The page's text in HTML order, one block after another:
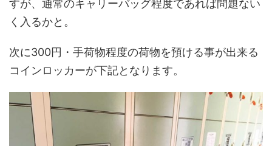
すが、通常のキャリーバッグ程度であれば問題ない
く入るかと。
次に300円・手荷物程度の荷物を預ける事が出来る
コインロッカーが下記となります。